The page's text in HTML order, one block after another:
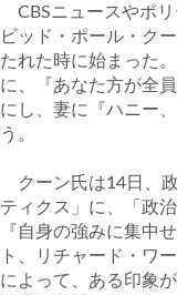
CBSニュースやポ
ビッド・ポール・ク
たれた時に始まった
に、『あなた方が全
にし、妻に『ハニー
う。
クーン氏は14日、
ティクス」に、「政
『自身の強みに集中
ト、リチャード・ワ
によって、ある印象